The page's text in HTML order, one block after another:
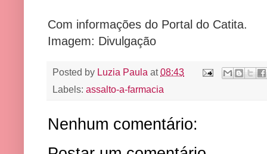
Com informações do Portal do Catita.
Imagem: Divulgação
Posted by Luzia Paula at08:43
Labels: assalto-a-farmacia
Nenhum comentário: